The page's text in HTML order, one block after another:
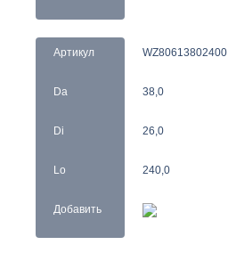
Артикул
Da
Di
Lo
Добавить
WZ80613802400
38,0
26,0
240,0